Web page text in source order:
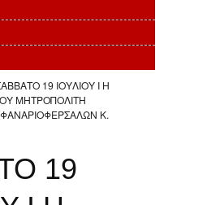
19 ΙΟΥΛΙΟΥ Ι Η
ΜΗΤΡΟΠΟΛΙΤΗ
ΦΑΝΑΡΙΟΦΕΡΣΑΛΩΝ Κ.
19